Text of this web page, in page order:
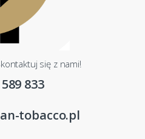
się z nami!
833
tobacco.pl